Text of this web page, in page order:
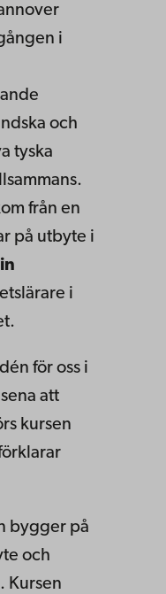
i
och
tyska
från en
på utbyte i
i
för oss i
att
kursen
bygger på
och
Kursen